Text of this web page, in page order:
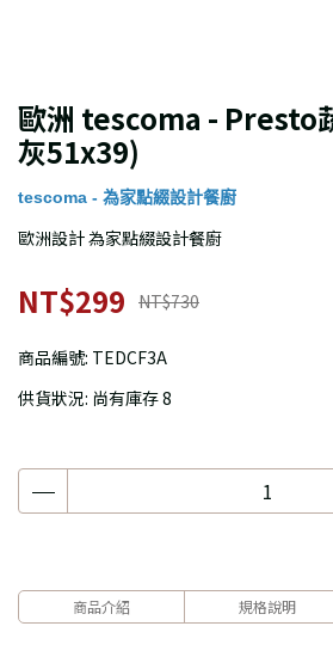
歐洲 tescoma - Presto
灰51x39)
tescoma - 為家點綴設計餐廚
歐洲設計 為家點綴設計餐廚
NT$299 NT$730
商品編號: TEDCF3A
供貨狀況: 尚有庫存 8
商品介紹 規格說明